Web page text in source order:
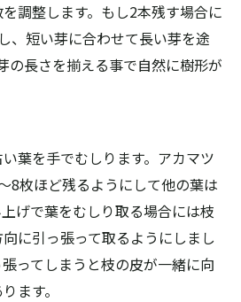
調整します。もし2本残す場合に
、短い芽に合わせて長い芽を途
の長さを揃える事で自然に樹形が
葉を手でむしります。アカマツ
8枚ほど残るようにして他の葉は
げで葉をむしり取る場合には枝
に引っ張って取るようにしまし
ってしまうと枝の皮が一緒に向
ます。